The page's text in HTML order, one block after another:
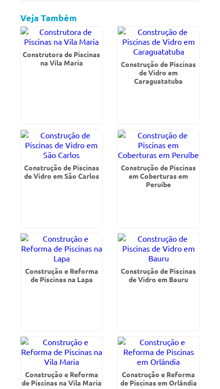
Veja Também
Construtora de Piscinas
na Vila Maria
Construção de Piscinas
de Vidro em
Caraguatatuba
Construção de Piscinas
de Vidro em São Carlos
Construção de Piscinas
em Coberturas em
Peruíbe
Construção e Reforma
de Piscinas na Lapa
Construção de Piscinas
de Vidro em Bauru
Construção e Reforma
de Piscinas na Vila Maria
Construção e Reforma
de Piscinas em Orlândia